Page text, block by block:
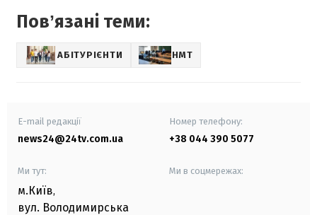
Повʼязані теми:
АБІТУРІЄНТИ НМТ
E-mail редакції
news24@24tv.com.ua
Номер телефону:
+38 044 390 5077
Ми тут:
м.Київ,
вул. Володимирська
Ми в соцмережах: